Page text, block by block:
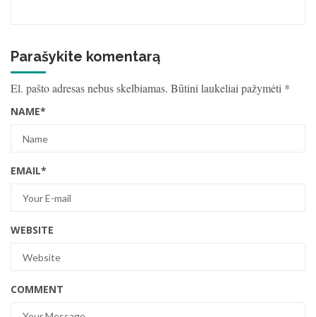
Parašykite komentarą
El. pašto adresas nebus skelbiamas. Būtini laukeliai pažymėti *
NAME*
EMAIL*
WEBSITE
COMMENT